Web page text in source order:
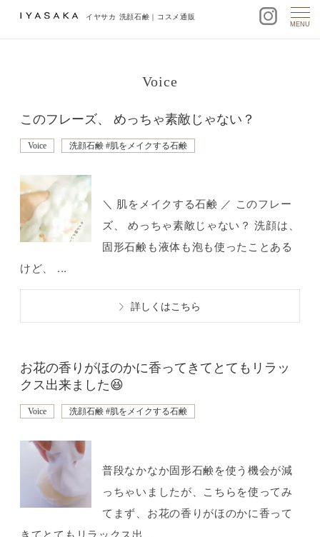
イヤサカ 洗顔石鹸｜コスメ通販
MENU
Voice
このフレーズ、 めっちゃ素敵じゃない？
Voice 洗顔石鹸 #肌をメイクする石鹸
＼ 肌をメイクする石鹸 ／ このフレー
ズ、 めっちゃ素敵じゃない？ 洗顔は、
固形石鹸も液体も泡も使ったことある
けど、 ...
詳しくはこちら
お花の香りがほのかに香ってきてとてもリラッ
クス出来ました😆
Voice 洗顔石鹸 #肌をメイクする石鹸
普段なかなか固形石鹸を使う機会が減
っちゃいましたが、こちらを使ってみ
てまず、お花の香りがほのかに香って
きてとてもリラックス出...